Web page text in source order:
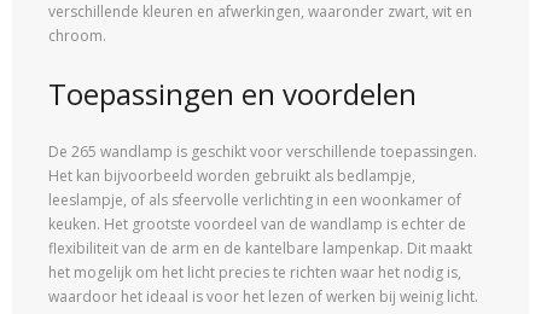
verschillende kleuren en afwerkingen, waaronder zwart, wit en
chroom.
Toepassingen en voordelen
De 265 wandlamp is geschikt voor verschillende toepassingen.
Het kan bijvoorbeeld worden gebruikt als bedlampje,
leeslampje, of als sfeervolle verlichting in een woonkamer of
keuken. Het grootste voordeel van de wandlamp is echter de
flexibiliteit van de arm en de kantelbare lampenkap. Dit maakt
het mogelijk om het licht precies te richten waar het nodig is,
waardoor het ideaal is voor het lezen of werken bij weinig licht.